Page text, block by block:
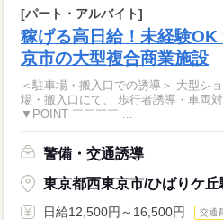
[パート・アルバイト]
稼げる高日給！未経験
京市の大型複合商業施設
＜駐車場・搬入口での誘導＞ 大型ショッピングセンター内の駐車
場・搬入口にて、 歩行者誘導・車両
▼POINT ￣￣￣￣ ...
警備・交通誘導
東京都西東京市/ひばりケ丘
日給12,500円～16,500円 交通